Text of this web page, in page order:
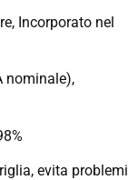
Incorporato nel
nominale),
evita problemi